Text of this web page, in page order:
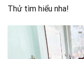
Thử tìm hiểu nha!